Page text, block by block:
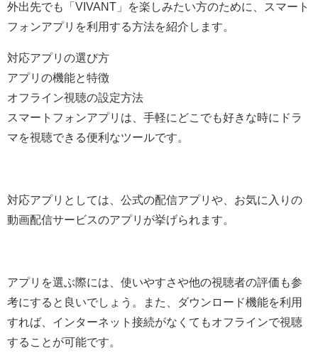
外出先でも「VIVANT」を楽しみたい方のために、スマート
フォンアプリを利用する方法を紹介します。
対応アプリの選び方
アプリの機能と特徴
オフライン視聴の設定方法
スマートフォンアプリは、手軽にどこでも好きな時にドラ
マを視聴できる便利なツールです。
対応アプリとしては、公式の配信アプリや、お気に入りの
動画配信サービスのアプリが挙げられます。
アプリを選ぶ際には、使いやすさや他の視聴者の評価も参
考にすると良いでしょう。また、ダウンロード機能を利用
すれば、インターネット接続がなくてもオフラインで視聴
することが可能です。